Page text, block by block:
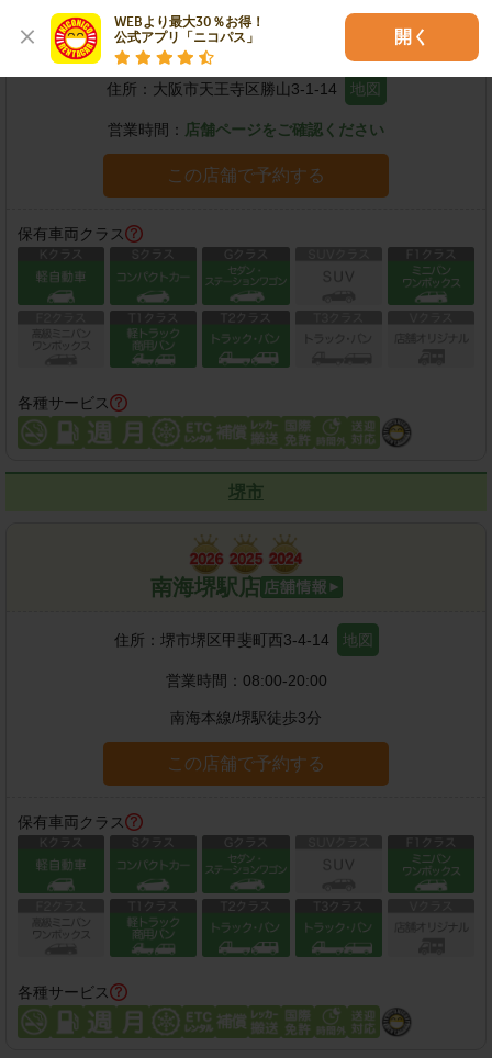
WEBより最大30％お得！
公式アプリ「ニコパス」
開く
天王寺店
住所： 大阪市天王寺区勝山3-1-14 地図
営業時間： 店舗ページをご確認ください
この店舗で予約する
保有車両クラス
各種サービス
堺市
南海堺駅店
住所： 堺市堺区甲斐町西3-4-14 地図
営業時間： 08:00-20:00
南海本線/堺駅徒歩3分
この店舗で予約する
保有車両クラス
各種サービス